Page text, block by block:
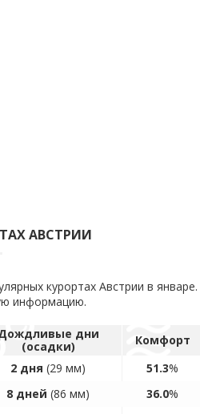
АВСТРИИ
курортах Австрии в январе.
информацию.
дни
(осадки)
Комфорт
2 дня (29 мм) 51.3%
8 дней (86 мм) 36.0%